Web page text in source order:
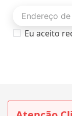
Eu aceito